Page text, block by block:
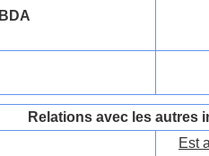
BDA
Relations avec les autres
Est